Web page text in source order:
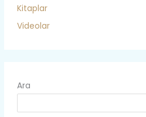
Kitaplar
Videolar
Ara